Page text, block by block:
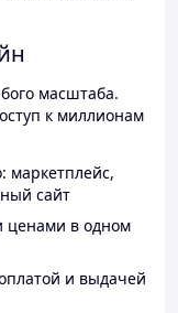
масштаба.
к миллионам
маркетплейс,
сайт
ценами в одном
и выдачей